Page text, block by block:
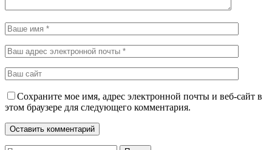
Сохраните мое имя, адрес электронной почты и веб-сайт в
этом браузере для следующего комментария.